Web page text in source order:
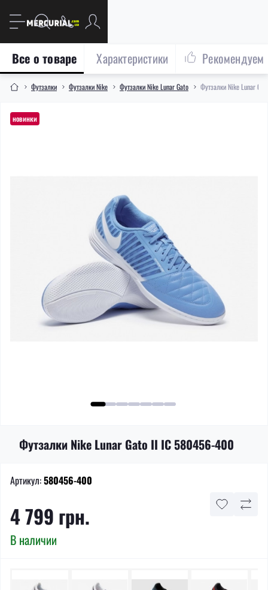
Футзалки Футзалки Nike Футзалки Nike Lunar Gato Футзалки Nike Lunar
Все о товаре Характеристики Рекомендуем
новинки
Футзалки Nike Lunar Gato II IC 580456-400
Артикул:580456-400
4 799 грн.
В наличии